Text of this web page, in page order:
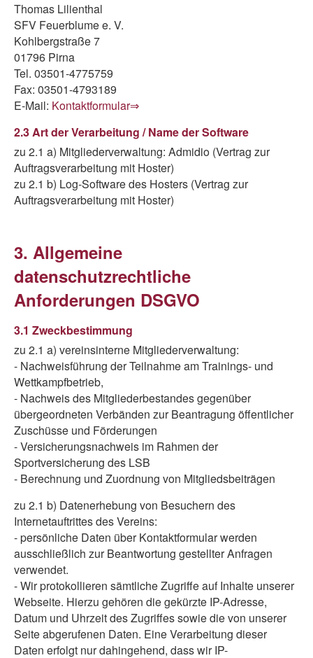
Thomas Lilienthal
SFV Feuerblume e. V.
Kohlbergstraße 7
01796 Pirna
Tel. 03501-4775759
Fax: 03501-4793189
E-Mail: Kontaktformular⇒
2.3 Art der Verarbeitung / Name der Software
zu 2.1 a) Mitgliederverwaltung: Admidio (Vertrag zur
Auftragsverarbeitung mit Hoster)
zu 2.1 b) Log-Software des Hosters (Vertrag zur
Auftragsverarbeitung mit Hoster)
3. Allgemeine
datenschutzrechtliche
Anforderungen DSGVO
3.1 Zweckbestimmung
zu 2.1 a) vereinsinterne Mitgliederverwaltung:
- Nachweisführung der Teilnahme am Trainings- und
Wettkampfbetrieb,
- Nachweis des Mitgliederbestandes gegenüber
übergeordneten Verbänden zur Beantragung öffentlicher
Zuschüsse und Förderungen
- Versicherungsnachweis im Rahmen der
Sportversicherung des LSB
- Berechnung und Zuordnung von Mitgliedsbeiträgen
zu 2.1 b) Datenerhebung von Besuchern des
Internetauftrittes des Vereins:
- persönliche Daten über Kontaktformular werden
ausschließlich zur Beantwortung gestellter Anfragen
verwendet.
- Wir protokollieren sämtliche Zugriffe auf Inhalte unserer
Webseite. Hierzu gehören die gekürzte IP-Adresse,
Datum und Uhrzeit des Zugriffes sowie die von unserer
Seite abgerufenen Daten. Eine Verarbeitung dieser
Daten erfolgt nur dahingehend, dass wir IP-